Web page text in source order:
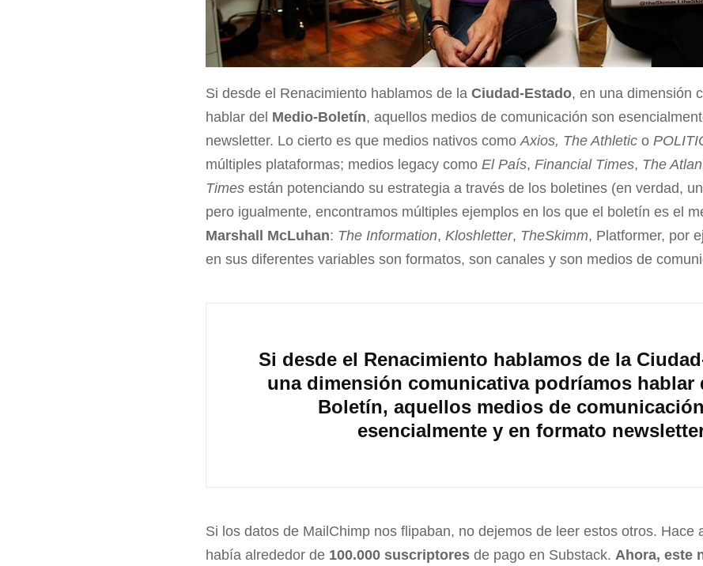
Si desde el Renacimiento hablamos de laCiudad-Estado, en una dimensión
hablar del Medio-Boletín, aquellos medios de comunicación son
newsletter. Lo cierto es que medios nativos comoAxios, The Athletico
múltiples plataformas; medios legacy comoEl País,Financial Times, The
Times están potenciando su estrategia a través de los boletines (en verdad,
pero igualmente, encontramos múltiples ejemplos en los que el boletín es el
Marshall McLuhan: The Information,Kloshletter, TheSkimm, Platformer, por
en sus diferentes variables son formatos, son canales y son medios de
Si desde el Renacimiento hablamos de la
una dimensión comunicativa podríamos hablar
Boletín, aquellos medios de
esencialmente y en formato
Si los datos de MailChimp nos flipaban, no dejemos de leer estos otros. Hace
había alrededor de 100.000 suscriptores de pago en Substack.Ahora, este